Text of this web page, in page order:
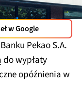
w Google
Pekao S.A.
do wypłaty
opóźnienia w